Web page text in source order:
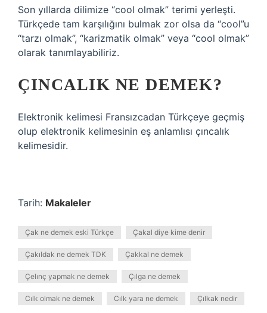
Son yıllarda dilimize “cool olmak” terimi yerleşti.
Türkçede tam karşılığını bulmak zor olsa da “cool”u
“tarzı olmak”, “karizmatik olmak” veya “cool olmak”
olarak tanımlayabiliriz.
ÇINCALIK NE DEMEK?
Elektronik kelimesi Fransızcadan Türkçeye geçmiş
olup elektronik kelimesinin eş anlamlısı çıncalık
kelimesidir.
Tarih: Makaleler
Çak ne demek eski Türkçe Çakal diye kime denir
Çakıldak ne demek TDK Çakkal ne demek
Çelınç yapmak ne demek Çılga ne demek
Cılk olmak ne demek Cılk yara ne demek Çılkak nedir